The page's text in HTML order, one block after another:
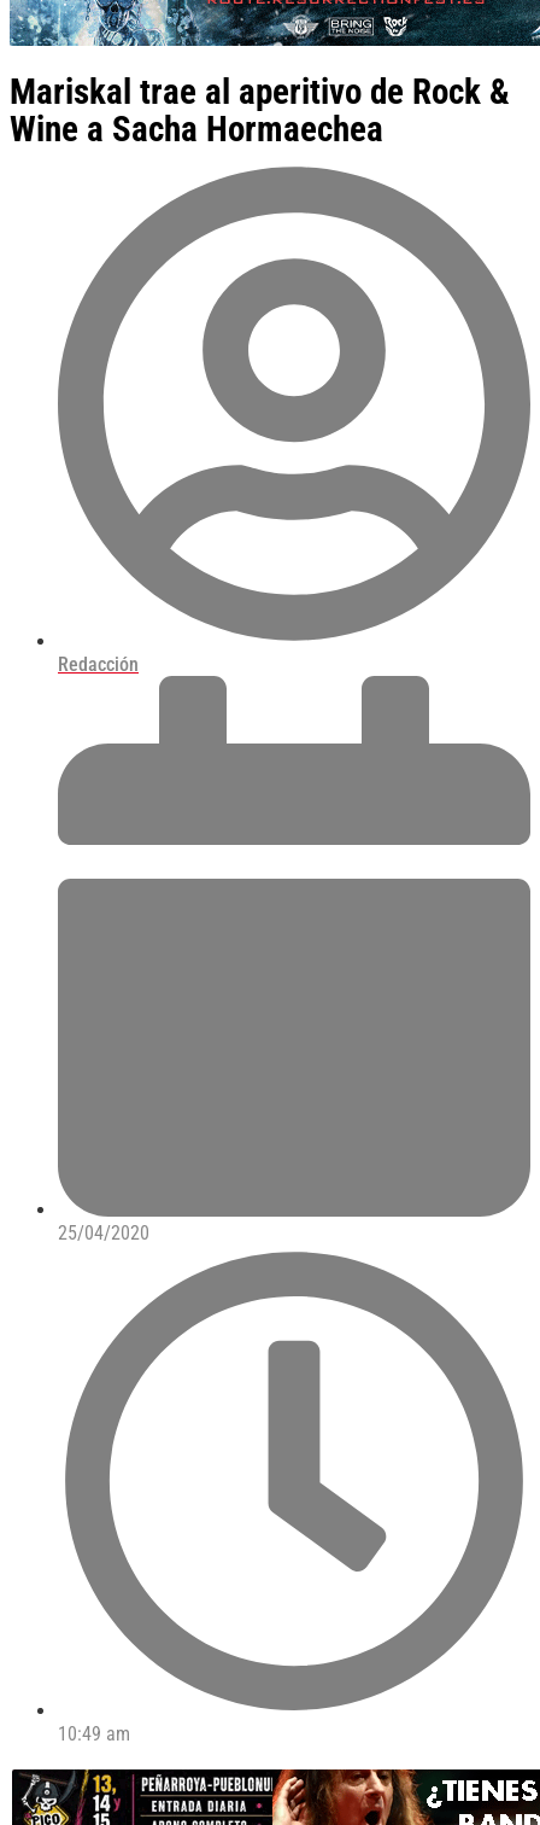
Mariskal trae al aperitivo de Rock &
Wine a Sacha Hormaechea
Redacción
25/04/2020
10:49 am